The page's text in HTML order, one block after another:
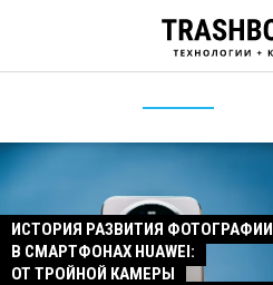
ИСТОРИЯ РАЗВИТИЯ ФОТОГРАФИИ
В СМАРТФОНАХ HUAWEI:
ОТ ТРОЙНОЙ КАМЕРЫ